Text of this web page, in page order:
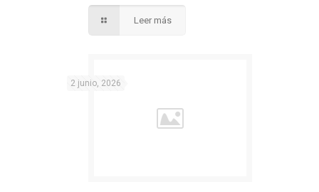
Leer más
2 junio, 2026